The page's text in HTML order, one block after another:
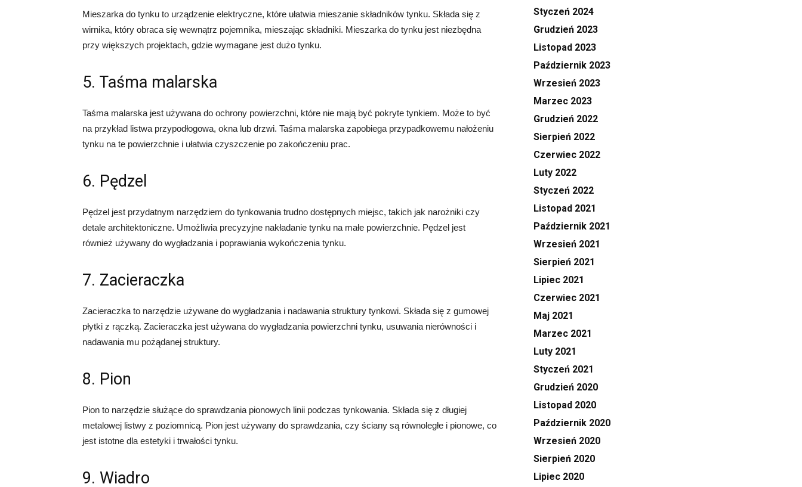
Mieszarka do tynku to urządzenie elektryczne, które ułatwia mieszanie składników tynku. Składa się z
wirnika, który obraca się wewnątrz pojemnika, mieszając składniki. Mieszarka do tynku jest niezbędna
przy większych projektach, gdzie wymagane jest dużo tynku.
5. Taśma malarska
Taśma malarska jest używana do ochrony powierzchni, które nie mają być pokryte tynkiem. Może to być
na przykład listwa przypodłogowa, okna lub drzwi. Taśma malarska zapobiega przypadkowemu nałożeniu
tynku na te powierzchnie i ułatwia czyszczenie po zakończeniu prac.
6. Pędzel
Pędzel jest przydatnym narzędziem do tynkowania trudno dostępnych miejsc, takich jak narożniki czy
detale architektoniczne. Umożliwia precyzyjne nakładanie tynku na małe powierzchnie. Pędzel jest
również używany do wygładzania i poprawiania wykończenia tynku.
7. Zacieraczka
Zacieraczka to narzędzie używane do wygładzania i nadawania struktury tynkowi. Składa się z gumowej
płytki z rączką. Zacieraczka jest używana do wygładzania powierzchni tynku, usuwania nierówności i
nadawania mu pożądanej struktury.
8. Pion
Pion to narzędzie służące do sprawdzania pionowych linii podczas tynkowania. Składa się z długiej
metalowej listwy z poziomnicą. Pion jest używany do sprawdzania, czy ściany są równoległe i pionowe, co
jest istotne dla estetyki i trwałości tynku.
9. Wiadro
Styczeń 2024
Grudzień 2023
Listopad 2023
Październik 2023
Wrzesień 2023
Marzec 2023
Grudzień 2022
Sierpień 2022
Czerwiec 2022
Luty 2022
Styczeń 2022
Listopad 2021
Październik 2021
Wrzesień 2021
Sierpień 2021
Lipiec 2021
Czerwiec 2021
Maj 2021
Marzec 2021
Luty 2021
Styczeń 2021
Grudzień 2020
Listopad 2020
Październik 2020
Wrzesień 2020
Sierpień 2020
Lipiec 2020